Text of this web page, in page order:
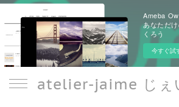
Ameba
あなただ
くろう
今すぐ試
atelier-jaime じぇ